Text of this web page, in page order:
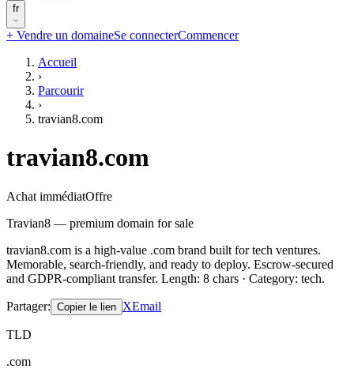
fr
+ Vendre un domaineSe connecterCommencer
Accueil
›
Parcourir
›
travian8.com
travian8.com
Achat immédiatOffre
Travian8 — premium domain for sale
travian8.com is a high-value .com brand built for tech ventures.
Memorable, search-friendly, and ready to deploy. Escrow-secured
and GDPR-compliant transfer. Length: 8 chars · Category: tech.
Partager: Copier le lien XEmail
TLD
.com